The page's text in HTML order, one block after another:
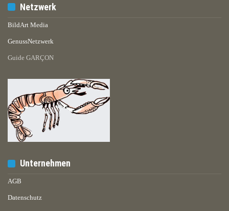
Netzwerk
BildArt Media
GenussNetzwerk
Guide GARÇON
Unternehmen
AGB
Datenschutz